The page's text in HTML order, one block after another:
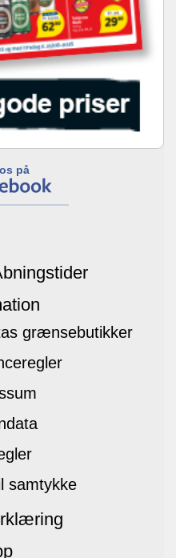
på
grænsebutikker
samtykke